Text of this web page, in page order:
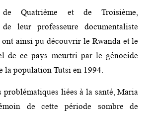
Quatrième et de Troisième,
de leur professeure documentaliste
ont ainsi pu découvrir le Rwanda et le
de ce pays meurtri par le génocide
la population Tutsi en 1994.
problématiques liées à la santé, Maria
de cette période sombre de